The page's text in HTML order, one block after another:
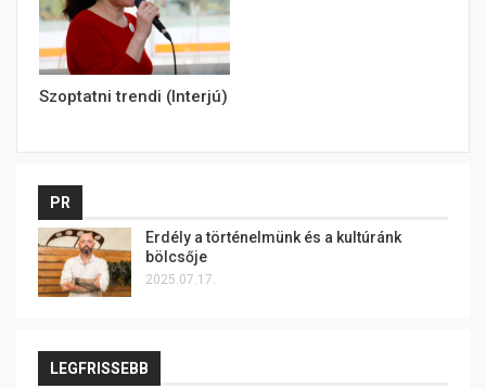
Szoptatni trendi (Interjú)
PR
Erdély a történelmünk és a kultúránk
bölcsője
2025.07.17.
LEGFRISSEBB